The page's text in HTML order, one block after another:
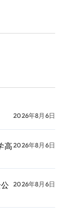
2026年8月6日
高2026年8月6日
2026年8月6日